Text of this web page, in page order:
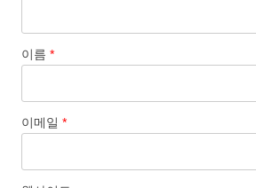
이름 *
이메일 *